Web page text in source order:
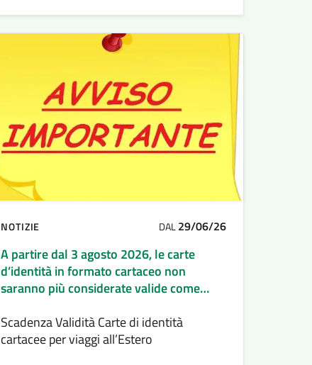
NOTIZIE DAL29/06/26
A partire dal 3 agosto 2026, le carte
d’identità in formato cartaceo non
saranno più considerate valide come
dell’espatrio né in Paesi UE né Extra UE
Scadenza Validità Carte di identità
cartacee per viaggi all’Estero